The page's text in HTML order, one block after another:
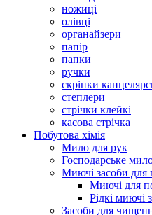
ножиці
олівці
органайзери
папір
папки
ручки
скріпки
степлери
стрічки клейкі
касова стрічка
Побутова хімія
Мило для рук
Господарське
Миючі засоби для
Миючі для
Рідкі миючі
Засоби для